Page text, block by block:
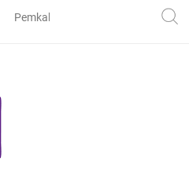
Pemkab dan DPRD Bengkalis